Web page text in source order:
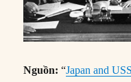
Nguồn: “Japan and